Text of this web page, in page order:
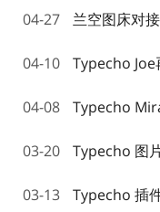
04-27 兰空图床对
04-10 Typecho
04-08 Typecho
03-20 Typecho 图
03-13 Typecho 插